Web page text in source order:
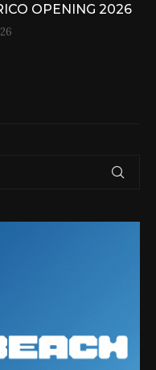
OPENING 2026